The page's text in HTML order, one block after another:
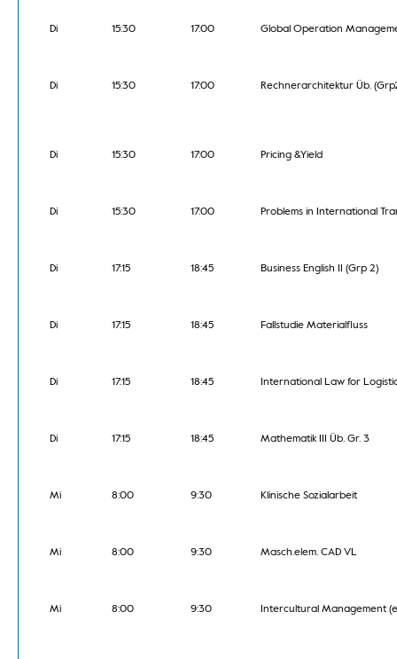
Di 15:30 17:00 Global Operation
Di 15:30 17:00 Rechnerarchitektur Üb.
Di 15:30 17:00 Pricing &Yield
Di 15:30 17:00 Problems in International
Di 17:15 18:45 Business English II (Grp 2)
Di 17:15 18:45 Fallstudie Materialfluss
Di 17:15 18:45 International Law for
Di 17:15 18:45 Mathematik III Üb. Gr. 3
Mi 8:00 9:30 Klinische Sozialarbeit
Mi 8:00 9:30 Masch.elem. CAD VL
Mi 8:00 9:30 Intercultural Management